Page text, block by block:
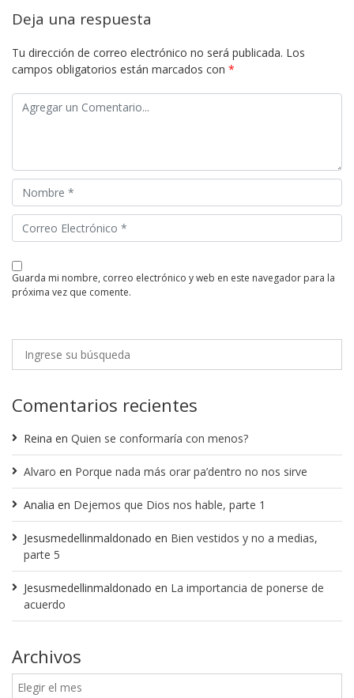
Deja una respuesta
Tu dirección de correo electrónico no será publicada. Los
campos obligatorios están marcados con *
guarda mi nombre, correo electrónico y web en este navegador para la
próxima vez que comente.
Comentarios recientes
Reina en Quien se conformaría con menos?
Alvaro en Porque nada más orar pa’dentro no nos sirve
Analia en Dejemos que Dios nos hable, parte 1
Jesusmedellinmaldonado en Bien vestidos y no a medias,
parte 5
Jesusmedellinmaldonado en La importancia de ponerse de
acuerdo
Archivos